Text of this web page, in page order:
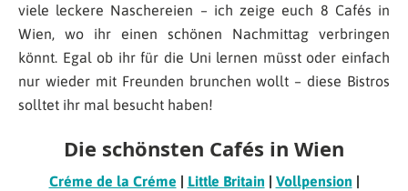
viele leckere Naschereien – ich zeige euch 8 Cafés in
Wien, wo ihr einen schönen Nachmittag verbringen
könnt. Egal ob ihr für die Uni lernen müsst oder einfach
nur wieder mit Freunden brunchen wollt – diese Bistros
solltet ihr mal besucht haben!
Die schönsten Cafés in Wien
Créme de la Créme | Little Britain | Vollpension |